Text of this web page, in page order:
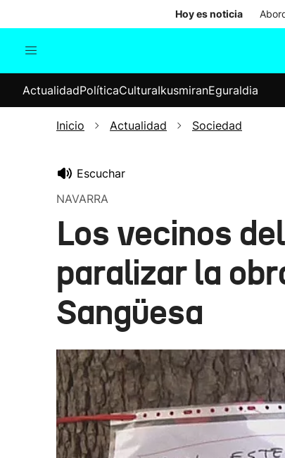
Hoy es noticia
Internacional
Elecciones
ActualidadPolíticaCulturaIkusmiranEguraldia
Inicio Actualidad Sociedad
Escuchar
NAVARRA
Los vecinos
paralizar la
Sangüesa